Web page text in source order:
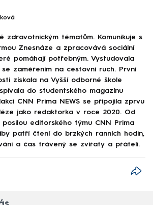
zdravotnickým tématům. Komunikuje s
Znesnáze a zpracovává sociální
pomáhají potřebným. Vystudovala
zaměřením na cestovní ruch. První
získala na Vyšší odborné škole
do studentského magazínu
CNN Prima NEWS se připojila zprvu
jako redaktorka v roce 2020. Od
editorského týmu CNN Prima
patří čtení do brzkých ranních hodin,
a čas trávený se zvířaty a přáteli.